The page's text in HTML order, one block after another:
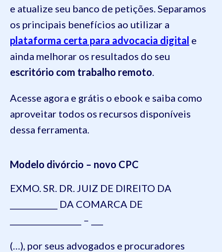
e atualize seu banco de petições. Separamos
os principais benefícios ao utilizar a
plataforma certa para advocacia digital e
ainda melhorar os resultados do seu
escritório com trabalho remoto.
Acesse agora e grátis o ebook e saiba como
aproveitar todos os recursos disponíveis
dessa ferramenta.
Modelo divórcio – novo CPC
EXMO. SR. DR. JUIZ DE DIREITO DA
____________ DA COMARCA DE
__________________ – ___
(…), por seus advogados e procuradores